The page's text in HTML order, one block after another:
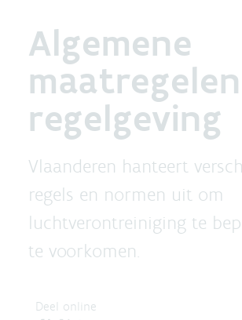
Algemene
regelgeving
Vlaanderen hanteert
regels en normen uit om
luchtverontreiniging te
te voorkomen.
Deel online